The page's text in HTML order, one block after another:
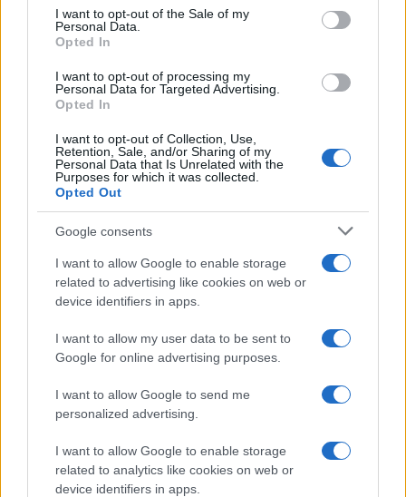
consent section.
I want to opt-out of the Sale of my
Personal Data.
Opted In
I want to opt-out of processing my
Personal Data for Targeted Advertising.
Opted In
I want to opt-out of Collection, Use,
Retention, Sale, and/or Sharing of my
Personal Data that Is Unrelated with the
Purposes for which it was collected.
Opted Out
Google consents
I want to allow Google to enable storage
related to advertising like cookies on web or
device identifiers in apps.
I want to allow my user data to be sent to
Google for online advertising purposes.
I want to allow Google to send me
personalized advertising.
I want to allow Google to enable storage
related to analytics like cookies on web or
device identifiers in apps.
Continua a leggere
Guida al caldo per gravidanza e infanzia: prevenire
disidratazione e colpi di calore
Camilla Pellegrini · 5 Ago 2026
MATERNITÀ E GRAVIDANZA